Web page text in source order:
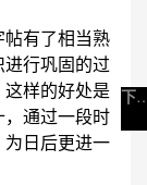
有了相当熟
行巩固的过
样的好处是
通过一段时
日后更进一
下